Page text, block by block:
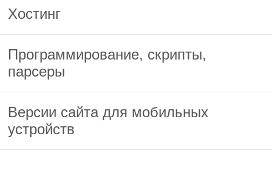
Хостинг
Программирование, скрипты,
парсеры
Версии сайта для мобильных
устройств